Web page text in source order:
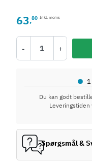
63,80 Inkl. moms
- +
•
Du kan godt
Spørgsmål &